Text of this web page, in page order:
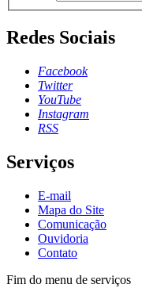
Redes Sociais
Facebook
Twitter
YouTube
Instagram
RSS
Serviços
E-mail
Mapa do Site
Comunicação
Ouvidoria
Contato
Fim do menu de serviços